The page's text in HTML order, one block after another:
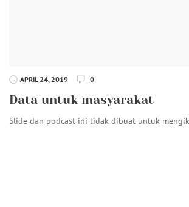
APRIL 24, 2019 0
Data untuk masyarakat
Slide dan podcast ini tidak dibuat untuk